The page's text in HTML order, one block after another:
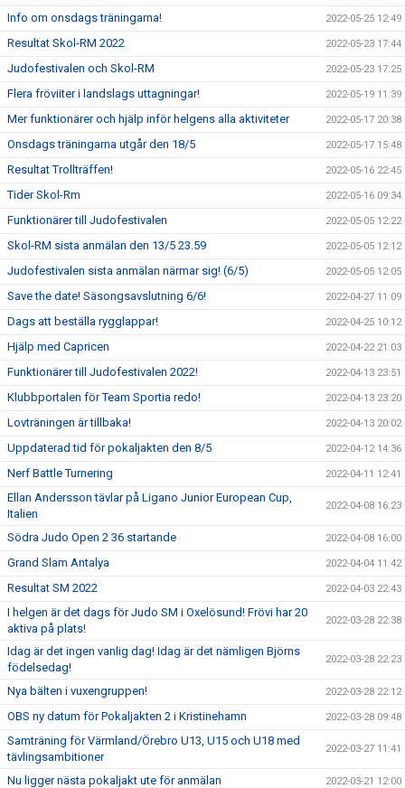
Info om onsdags träningarna! 2022-05-25 12:49
Resultat Skol-RM 2022 2022-05-23 17:44
Judofestivalen och Skol-RM 2022-05-23 17:25
Flera fröviiter i landslags uttagningar! 2022-05-19 11:39
Mer funktionärer och hjälp inför helgens alla aktiviteter 2022-05-17 20:38
Onsdags träningarna utgår den 18/5 2022-05-17 15:48
Resultat Trollträffen! 2022-05-16 22:45
Tider Skol-Rm 2022-05-16 09:34
Funktionärer till Judofestivalen 2022-05-05 12:22
Skol-RM sista anmälan den 13/5 23.59 2022-05-05 12:12
Judofestivalen sista anmälan närmar sig! (6/5) 2022-05-05 12:05
Save the date! Säsongsavslutning 6/6! 2022-04-27 11:09
Dags att beställa rygglappar! 2022-04-25 10:12
Hjälp med Capricen 2022-04-22 21:03
Funktionärer till Judofestivalen 2022! 2022-04-13 23:51
Klubbportalen för Team Sportia redo! 2022-04-13 23:20
Lovträningen är tillbaka! 2022-04-13 20:02
Uppdaterad tid för pokaljakten den 8/5 2022-04-12 14:36
Nerf Battle Turnering 2022-04-11 12:41
Ellan Andersson tävlar på Ligano Junior European Cup,
Italien
2022-04-08 16:23
Södra Judo Open 2 36 startande 2022-04-08 16:00
Grand Slam Antalya 2022-04-04 11:42
Resultat SM 2022 2022-04-03 22:43
I helgen är det dags för Judo SM i Oxelösund! Frövi har 20
aktiva på plats!
2022-03-28 22:38
Idag är det ingen vanlig dag! Idag är det nämligen Björns
födelsedag!
2022-03-28 22:23
Nya bälten i vuxengruppen! 2022-03-28 22:12
OBS ny datum för Pokaljakten 2 i Kristinehamn 2022-03-28 09:48
Samträning för Värmland/Örebro U13, U15 och U18 med
tävlingsambitioner
2022-03-27 11:41
Nu ligger nästa pokaljakt ute för anmälan 2022-03-21 12:00